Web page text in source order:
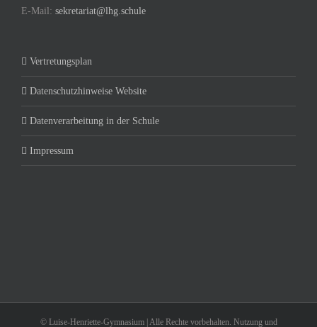
E-Mail: sekretariat@lhg.schule
Vertretungsplan
Datenschutzhinweise Website
Datenverarbeitung in der Schule
Impressum
© Luise-Henriette-Gymnasium | Alle Rechte vorbehalten. Nutzung und